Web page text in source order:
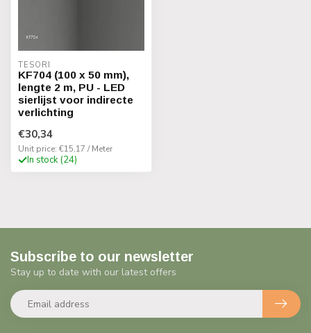
TESORI
KF704 (100 x 50 mm),
lengte 2 m, PU - LED
sierlijst voor indirecte
verlichting
€30,34
Unit price: €15,17 / Meter
In stock (24)
Subscribe to our newsletter
Stay up to date with our latest offers